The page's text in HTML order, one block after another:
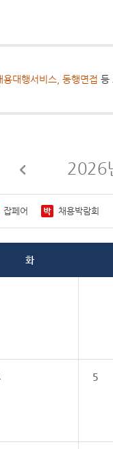
대행서비스, 동행면접 등
2026
잡페어 채용박람회
화
5